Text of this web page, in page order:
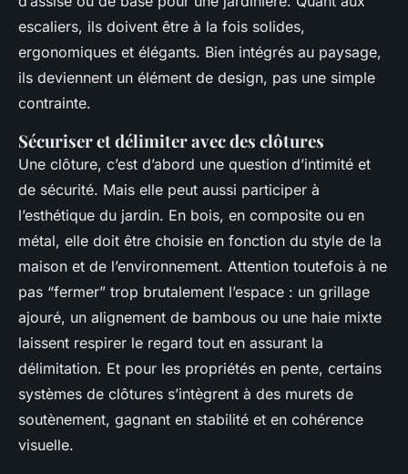
escaliers, ils doivent être à la fois solides,
ergonomiques et élégants. Bien intégrés au paysage,
ils deviennent un élément de design, pas une simple
contrainte.
Sécuriser et délimiter avec des clôtures
Une clôture, c’est d’abord une question d’intimité et
de sécurité. Mais elle peut aussi participer à
l’esthétique du jardin. En bois, en composite ou en
métal, elle doit être choisie en fonction du style de la
maison et de l’environnement. Attention toutefois à ne
pas “fermer” trop brutalement l’espace : un grillage
ajouré, un alignement de bambous ou une haie mixte
laissent respirer le regard tout en assurant la
délimitation. Et pour les propriétés en pente, certains
systèmes de clôtures s’intègrent à des murets de
soutènement, gagnant en stabilité et en cohérence
visuelle.